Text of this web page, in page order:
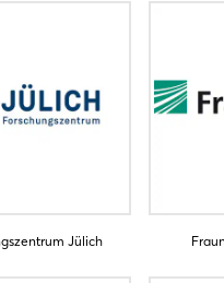
Jülich
Jetzt registrieren